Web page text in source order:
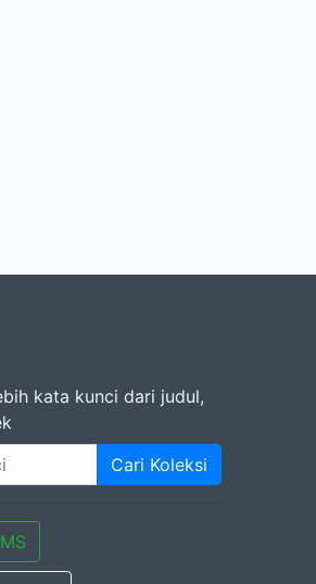
kata kunci dari judul,
Cari Koleksi